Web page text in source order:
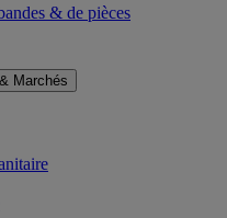
& de pièces
Marchés